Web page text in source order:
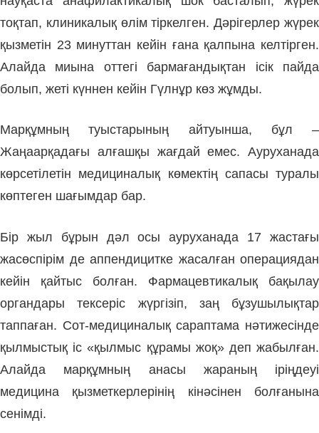
тоқтап, клиникалық өлім тіркелген. Дәрігерлер жүрек
қызметін 23 минуттан кейін ғана қалпына келтірген.
Алайда миына оттегі бармағандықтан ісік пайда
болып, жеті күннен кейін Гүлнұр көз жұмды.
Марқұмның туыстарының айтуынша, бұл –
Жаңаарқадағы алғашқы жағдай емес. Ауруханада
көрсетілетін медициналық көмектің сапасы туралы
көптеген шағымдар бар.
Бір жыл бұрын дәл осы ауруханада 17 жастағы
жасөспірім де аппендицитке жасалған операциядан
кейін қайтыс болған. Фармацевтикалық бақылау
органдары тексеріс жүргізіп, заң бұзушылықтар
таппаған. Сот-медициналық сараптама нәтижесінде
қылмыстық іс «қылмыс құрамы жоқ» деп жабылған.
Алайда марқұмның анасы жараның іріңдеуі
медицина қызметкерлерінің кінәсінен болғанына
сенімді.